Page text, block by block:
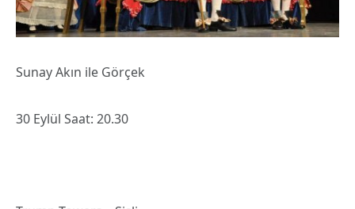
Sunay Akın ile Görçek
30 Eylül Saat: 20.30